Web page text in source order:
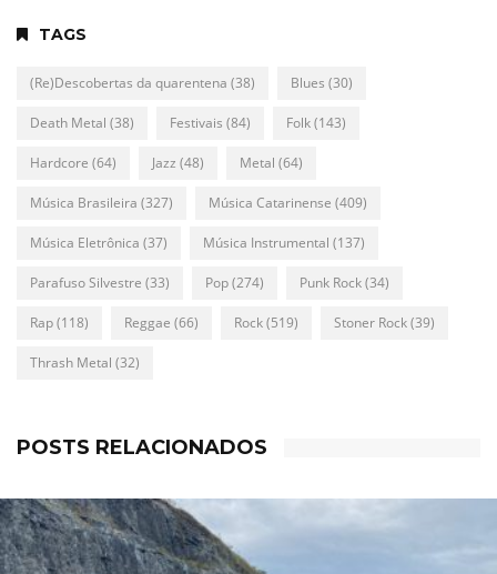
TAGS
(Re)Descobertas da quarentena (38) Blues (30)
Death Metal (38) Festivais (84) Folk(143)
Hardcore (64) Jazz (48) Metal (64)
Música Brasileira (327) Música Catarinense (409)
Música Eletrônica (37) Música Instrumental (137)
Parafuso Silvestre (33) Pop(274) Punk Rock(34)
Rap(118) Reggae (66) Rock(519) Stoner Rock(39)
Thrash Metal (32)
POSTS RELACIONADOS